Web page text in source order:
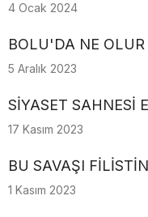
4 Ocak 2024
BOLU'DA NE OLUR
5 Aralık 2023
SİYASET SAHNESİ
17 Kasım 2023
BU SAVAŞI
1 Kasım 2023